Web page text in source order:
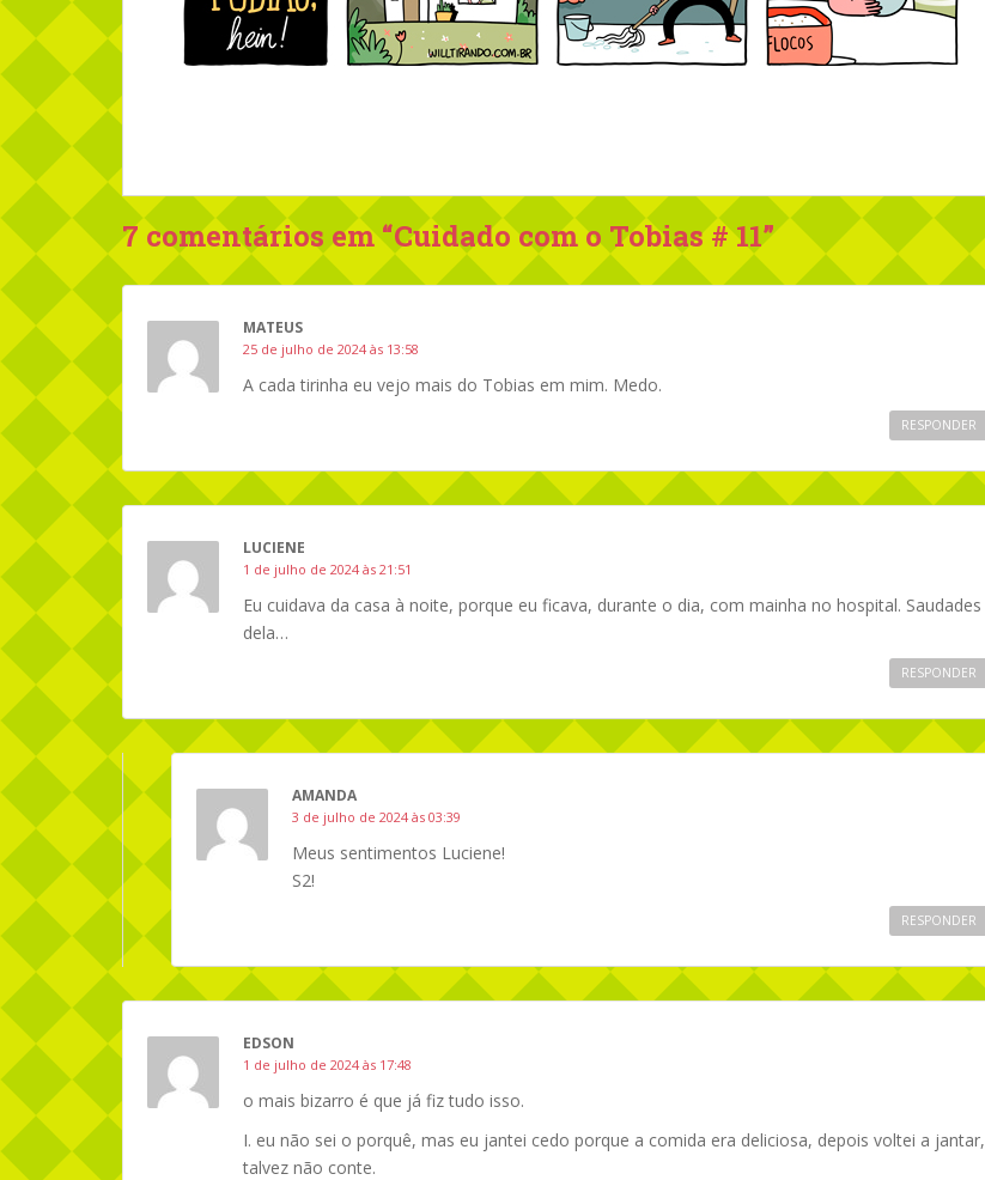
7 comentários em “Cuidado com o Tobias # 11”
MATEUS
25 de julho de 2024 às 13:58
A cada tirinha eu vejo mais do Tobias em mim. Medo.
RESPONDER
LUCIENE
1 de julho de 2024 às 21:51
Eu cuidava da casa à noite, porque eu ficava, durante o dia, com mainha no hospital. Saudades
dela…
RESPONDER
AMANDA
3 de julho de 2024 às 03:39
Meus sentimentos Luciene!
S2!
RESPONDER
EDSON
1 de julho de 2024 às 17:48
o mais bizarro é que já fiz tudo isso.
I. eu não sei o porquê, mas eu jantei cedo porque a comida era deliciosa, depois voltei a jantar,
talvez não conte.